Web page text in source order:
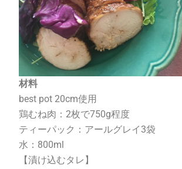
材料
best pot 20cm使用
鶏むね肉：2枚で750g程度
ティーパック：アールグレイ3袋
水： 800ml
【漬け込むタレ】